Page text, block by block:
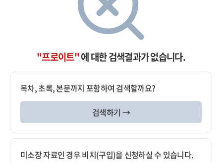
"프로이트"에 대한 검색결과가 없습니다.
목차, 초록, 본문까지 포함하여 검색할까요?
검색하기 →
미소장 자료인 경우 비치(구입)을 신청하실 수 있습니다.